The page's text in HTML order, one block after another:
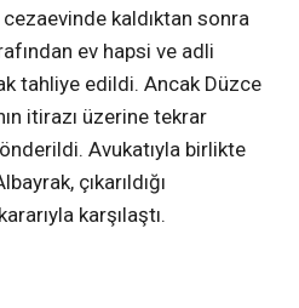
kaldıktan sonra
ev hapsi ve adli
tahliye edildi. Ancak Düzce
itirazı üzerine tekrar
Avukatıyla birlikte
çıkarıldığı
karşılaştı.